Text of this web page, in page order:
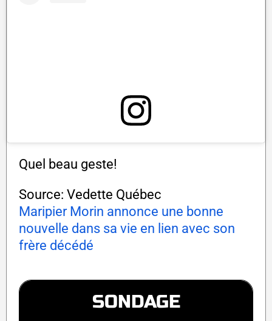
Quel beau geste!
Source: Vedette Québec
Maripier Morin annonce une bonne
nouvelle dans sa vie en lien avec son
frère décédé
SONDAGE